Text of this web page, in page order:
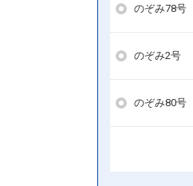
のぞみ78号
のぞみ2号
のぞみ80号